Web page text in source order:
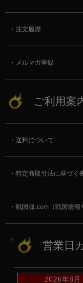
注文履歴
メルマガ登録
ご利用案
送料について
特定商取引法に基づく
戦国魂.com（戦国情報
ト） 営業日
2026年8月